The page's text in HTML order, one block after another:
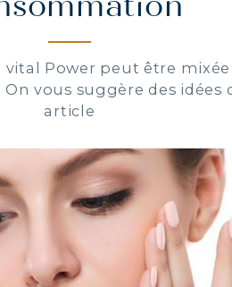
Power peut être
vous suggère des idées
article